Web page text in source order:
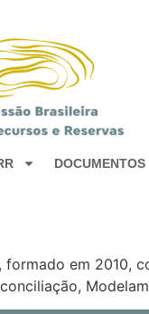
DOCUMENTOS
formado em 2010,